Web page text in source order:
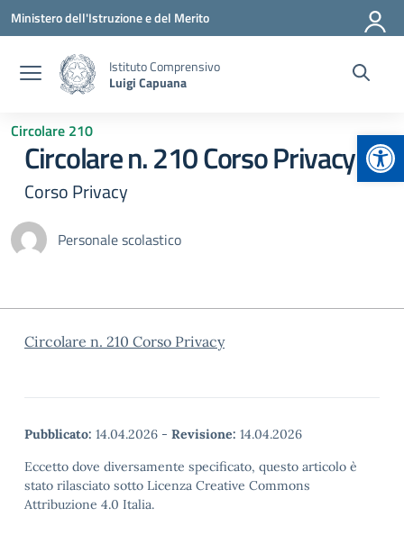
Vai ai contenuti
Vai al menu di navigazione
Vai al footer
Ministero dell'Istruzione e del Merito
Istituto Comprensivo
Luigi Capuana
Circolare 210
Circolare n. 210 Corso Privacy
Corso Privacy
Personale scolastico
Circolare n. 210 Corso Privacy
Pubblicato: 14.04.2026 - Revisione: 14.04.2026
Eccetto dove diversamente specificato, questo articolo è
stato rilasciato sotto Licenza Creative Commons
Attribuzione 4.0 Italia.